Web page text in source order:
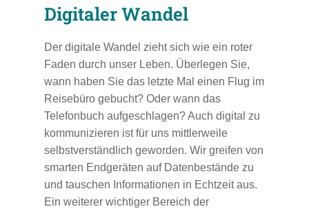
Digitaler Wandel
Der digitale Wandel zieht sich wie ein roter
Faden durch unser Leben. Überlegen Sie,
wann haben Sie das letzte Mal einen Flug im
Reisebüro gebucht? Oder wann das
Telefonbuch aufgeschlagen? Auch digital zu
kommunizieren ist für uns mittlerweile
selbstverständlich geworden. Wir greifen von
smarten Endgeräten auf Datenbestände zu
und tauschen Informationen in Echtzeit aus.
Ein weiterer wichtiger Bereich der